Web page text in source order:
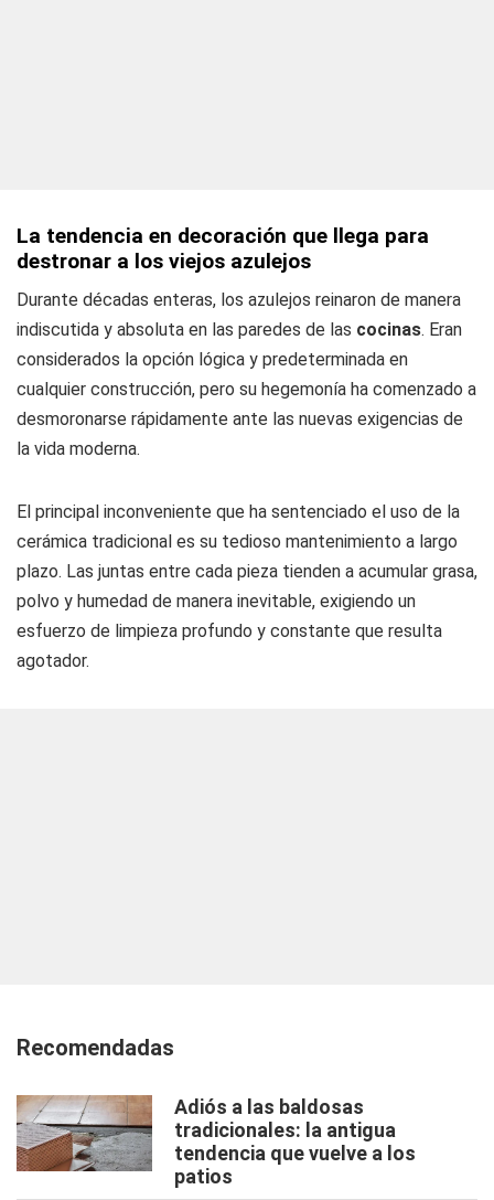
La tendencia en decoración que llega para
destronar a los viejos azulejos
Durante décadas enteras, los azulejos reinaron de manera
indiscutida y absoluta en las paredes de las cocinas. Eran
considerados la opción lógica y predeterminada en
cualquier construcción, pero su hegemonía ha comenzado a
desmoronarse rápidamente ante las nuevas exigencias de
la vida moderna.
El principal inconveniente que ha sentenciado el uso de la
cerámica tradicional es su tedioso mantenimiento a largo
plazo. Las juntas entre cada pieza tienden a acumular grasa,
polvo y humedad de manera inevitable, exigiendo un
esfuerzo de limpieza profundo y constante que resulta
agotador.
Recomendadas
Adiós a las baldosas
tradicionales: la antigua
tendencia que vuelve a los
patios